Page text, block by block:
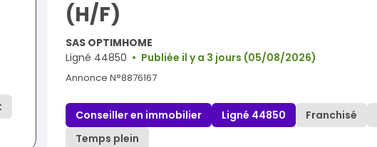
(H/F)
SAS OPTIMHOME
Ligné 44850
Publiée il y a 3 jours (05/08/2026)
Annonce N°8876167
Conseiller en immobilier Ligné 44850 Franchisé
Temps plein